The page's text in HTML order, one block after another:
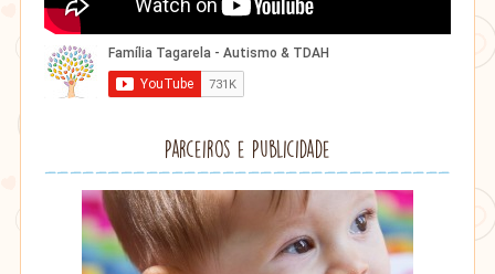
Parceiros e Publicidade
Lithu
âmbar